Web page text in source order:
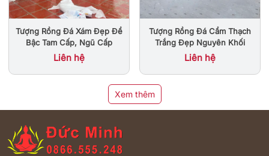
Tượng Rồng Đá Xám Đẹp Để
Bậc Tam Cấp, Ngũ Cấp
Liên hệ
Tượng Rồng Đá Cẩm Thạch
Trắng Đẹp Nguyên Khối
Liên hệ
Xem thêm